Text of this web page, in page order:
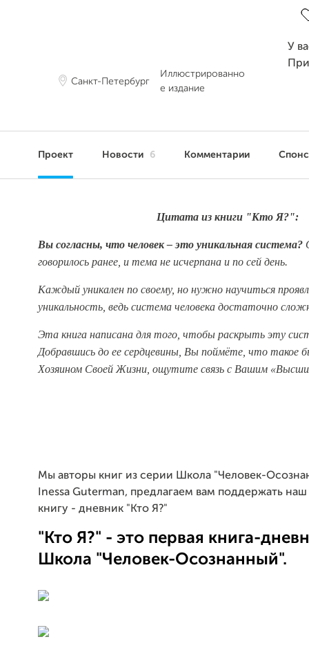
Санкт-Петербург
Иллюстрированно
е издание
У
Проект Новости 6 Комментарии
Цитата из книги "Кто Я?":
Вы согласны, что человек – это уникальная система?
говорилось ранее, и тема не исчерпана и по сей день.
Каждый уникален по своему, но нужно научиться
уникальность, ведь система человека достаточно
Эта книга написана для того, чтобы раскрыть эту
Добравшись до ее сердцевины, Вы поймёте, что такое
Хозяином Своей Жизни, ощутите связь с Вашим
Мы авторы книг из серии Школа "Человек-
Inessa Guterman, предлагаем вам поддержать
книгу - дневник "Кто Я?"
"Кто Я?" - это первая книга-
Школа "Человек-Осознанный".